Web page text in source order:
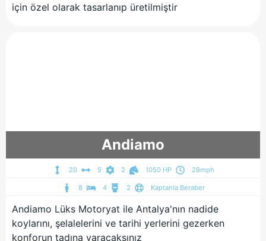
için özel olarak tasarlanıp üretilmiştir
Andiamo
20 5 2 1050 HP 28mph
8 4 2 Kaptanla Beraber
Andiamo Lüks Motoryat ile Antalya'nın nadide
koylarını, şelalelerini ve tarihi yerlerini gezerken
konforun tadına varacaksınız